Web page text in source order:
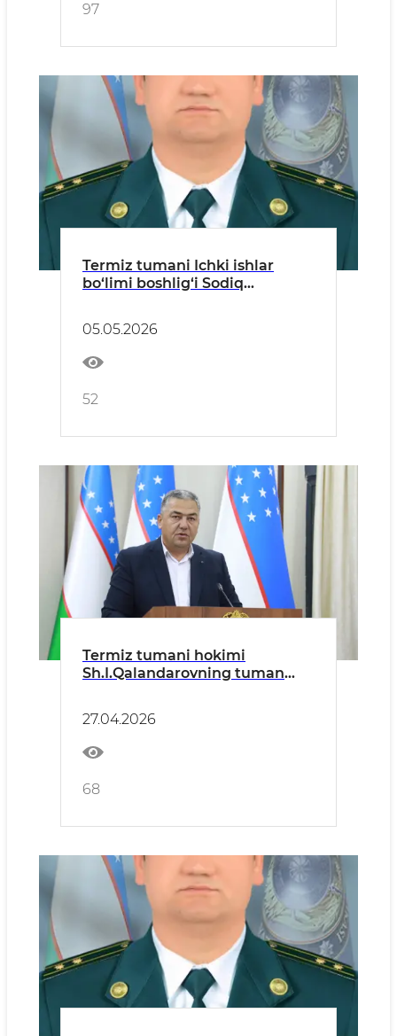
97
Termiz tumani Ichki ishlar
bo‘limi boshlig‘i Sodiq
05.05.2026
52
Termiz tumani hokimi
Sh.I.Qalandarovning tuman
27.04.2026
68